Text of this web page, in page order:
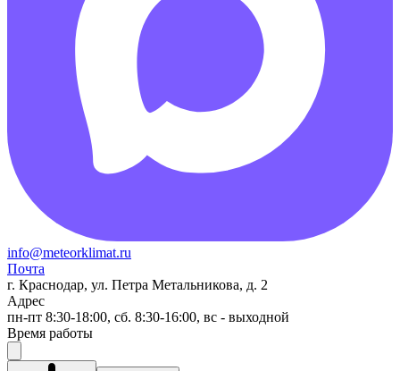
info@meteorklimat.ru
Почта
г. Краснодар, ул. Петра Метальникова, д. 2
Адрес
пн-пт 8:30-18:00, сб. 8:30-16:00, вс - выходной
Время работы